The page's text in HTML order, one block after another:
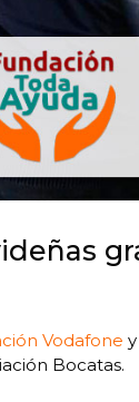
Vodafone
Bocatas.